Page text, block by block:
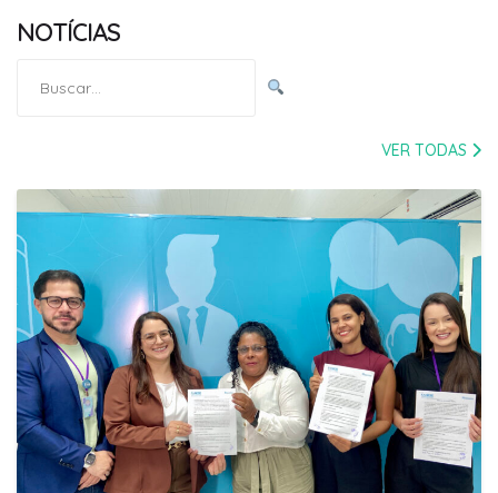
NOTÍCIAS
por:
VER TODAS